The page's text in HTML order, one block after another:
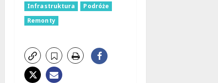
Infrastruktura
Podróże
Remonty